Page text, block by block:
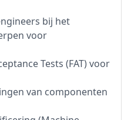
bij het
voor
Tests (FAT) voor
van componenten